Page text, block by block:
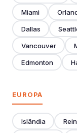
Miami
Dallas
Vancouver
Edmonton
EUROPA
Islândia